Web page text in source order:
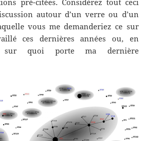
autour d’un verre ou d’un
vous me demanderiez ce sur
ces dernières années ou, en
sur quoi porte ma dernière